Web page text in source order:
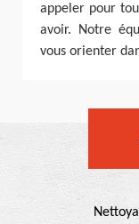
appeler pour
avoir. Notre
vous orienter